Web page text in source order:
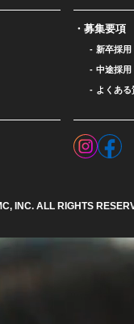
募集要項
新卒採用
中途採用
よくある
INC. ALL RIGHTS